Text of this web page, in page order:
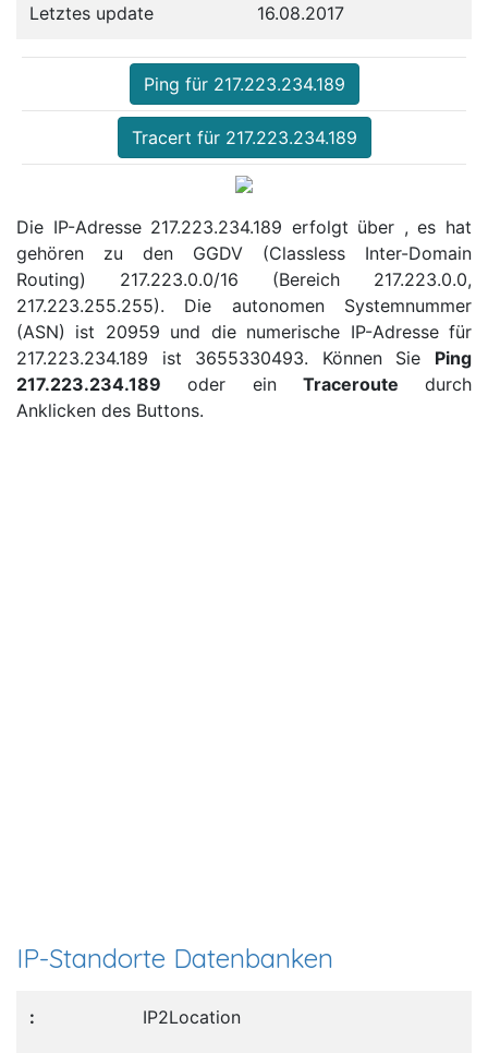
Letztes update 16.08.2017
Ping für 217.223.234.189
Tracert für 217.223.234.189
Die IP-Adresse 217.223.234.189 erfolgt über , es hat
gehören zu den GGDV (Classless Inter-Domain
Routing) 217.223.0.0/16 (Bereich 217.223.0.0,
217.223.255.255). Die autonomen Systemnummer
(ASN) ist 20959 und die numerische IP-Adresse für
217.223.234.189 ist 3655330493. Können Sie Ping
217.223.234.189 oder ein Traceroute durch
Anklicken des Buttons.
IP-Standorte Datenbanken
IP2Location